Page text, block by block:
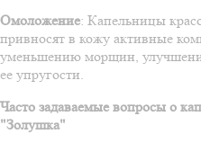
Омоложение: Капельницы
привносят в кожу активные
уменьшению морщин,
ее упругости.
Часто задаваемые вопросы о
"Золушка"